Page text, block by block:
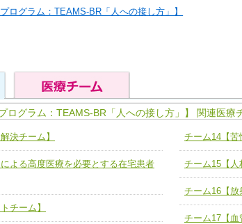
ログラム：TEAMS-BR「人への接し方」】
の基礎能力
人として、必要な基礎能力を身につ
ームを組織し、強調できる
ユニット４
各職種のスキ
人材養成のた
問題解決チーム】
進による高度医療を必要とする在
チーム14【苦
チーム15【人
ログラム：TEAMS-BR「人への接し方」】 関連医療
決チーム】
よる高度医療を必要とする在宅患者
チーム】
チーム14【苦
チーム15【人
チーム16【放
チーム17【血